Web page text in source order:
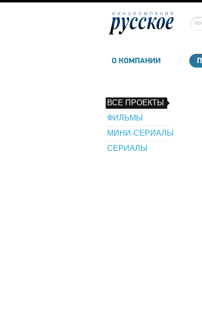
ВСЕ ПРОЕКТЫ
ФИЛЬМЫ
МИНИ-СЕРИАЛЫ
СЕРИАЛЫ